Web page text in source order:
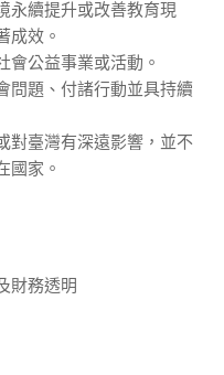
永續提升或改善教育現
成效。
會公益事業或活動。
問題、付諸行動並具持續
對臺灣有深遠影響，並不
國家。
財務透明